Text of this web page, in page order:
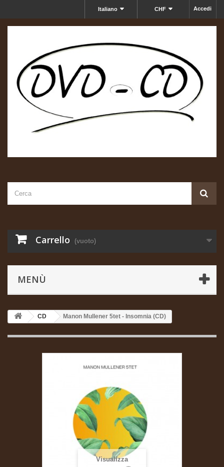
Accedi
CHF
Italiano
Carrello (vuoto)
MENÙ
CD Manon Mullener 5tet - Insomnia (CD)
Visualizza